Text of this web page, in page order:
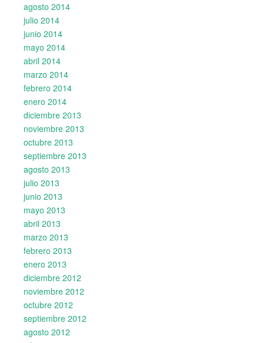
agosto 2014
julio 2014
junio 2014
mayo 2014
abril 2014
marzo 2014
febrero 2014
enero 2014
diciembre 2013
noviembre 2013
octubre 2013
septiembre 2013
agosto 2013
julio 2013
junio 2013
mayo 2013
abril 2013
marzo 2013
febrero 2013
enero 2013
diciembre 2012
noviembre 2012
octubre 2012
septiembre 2012
agosto 2012